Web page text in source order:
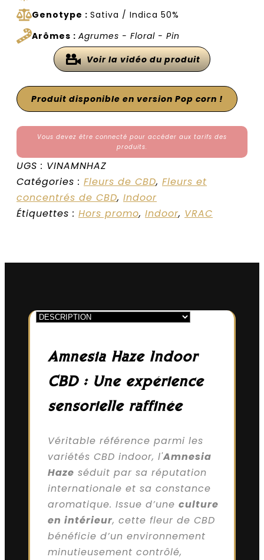
Genotype : Sativa / Indica 50%
Arômes : Agrumes - Floral - Pin
Voir la vidéo du produit
Produit disponible en version Pop corn !
Vous devez être connecté pour accéder aux tarifs des
produits.
UGS : VINAMNHAZ
Catégories : Fleurs de CBD, Fleurs et
concentrés de CBD, Indoor
Étiquettes : Hors promo, Indoor, VRAC
Amnesia Haze Indoor
CBD : Une expérience
sensorielle raffinée
Véritable référence parmi les
variétés CBD indoor, l'Amnesia
Haze séduit par sa réputation
internationale et sa constance
aromatique. Issue d’une culture
en intérieur, cette fleur de CBD
bénéficie d’un environnement
minutieusement contrôlé,